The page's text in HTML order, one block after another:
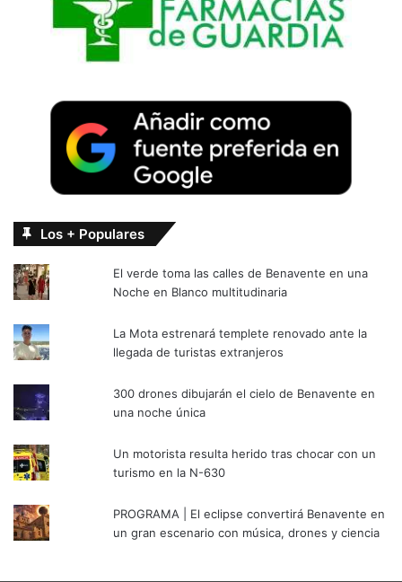
Los + Populares
El verde toma las calles de Benavente en una
Noche en Blanco multitudinaria
La Mota estrenará templete renovado ante la
llegada de turistas extranjeros
300 drones dibujarán el cielo de Benavente en
una noche única
Un motorista resulta herido tras chocar con un
turismo en la N-630
PROGRAMA | El eclipse convertirá Benavente en
un gran escenario con música, drones y ciencia